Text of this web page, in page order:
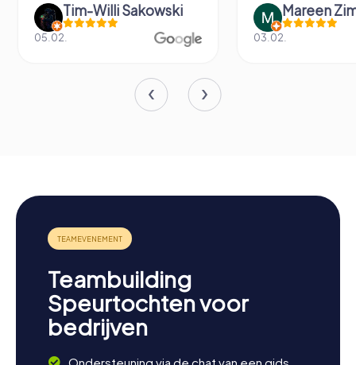
Tim-Willi Sakowski
05.02.
Mareen
03.02.
Teambuilding
Speurtochten voor
bedrijven